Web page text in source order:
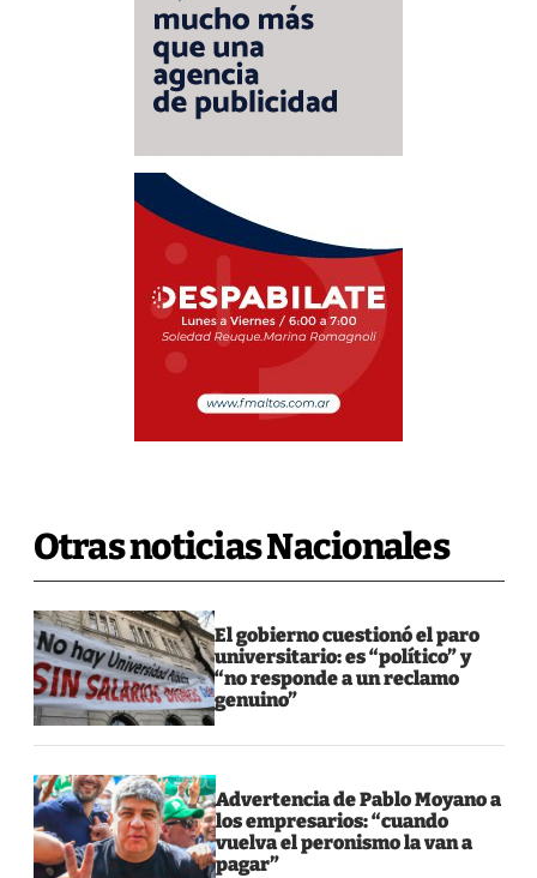
Otras noticias Nacionales
El gobierno cuestionó el paro
universitario: es “político” y
“no responde a un reclamo
genuino”
Advertencia de Pablo Moyano a
los empresarios: “cuando
vuelva el peronismo la van a
pagar”